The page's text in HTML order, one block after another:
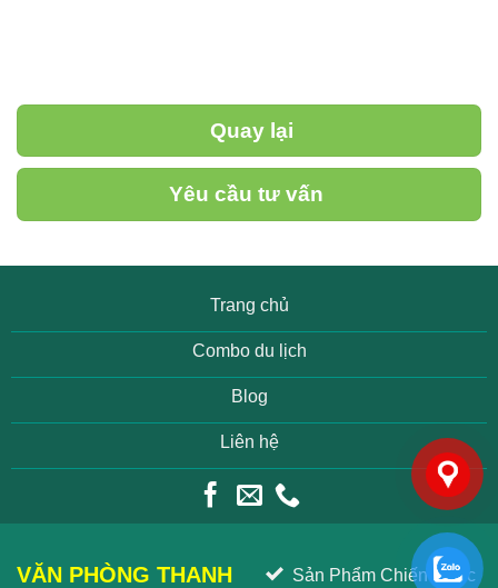
Quay lại
Yêu cầu tư vấn
Trang chủ
Combo du lịch
Blog
Liên hệ
VĂN PHÒNG THANH
Sản Phẩm Chiến Lược